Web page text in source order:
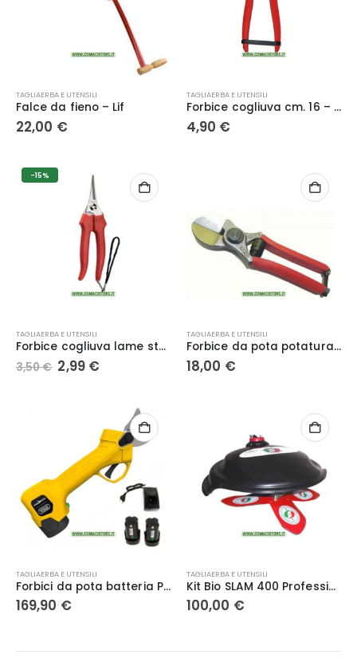
TAGLIAERBA E UTENSILI
Falce da fieno – Lif
22,00 €
TAGLIAERBA E UTENSILI
Forbice cogliuva cm. 16 – LIF
4,90 €
-15%
TAGLIAERBA E UTENSILI
Forbice cogliuva lame stette cm. 19 – Ausonia
3,50€ Il
prezzo
2,99 €Il
2,99 €.
TAGLIAERBA E UTENSILI
Forbice da pota potatura doppio taglio per frutteto e melo 205 mm in acciaio
18,00 €
TAGLIAERBA E UTENSILI
Forbici da pota batteria PV280 – VOLPI
169,90 €
TAGLIAERBA E UTENSILI
Kit Bio SLAM 400 Professionale Universale per decespugliatori
100,00 €